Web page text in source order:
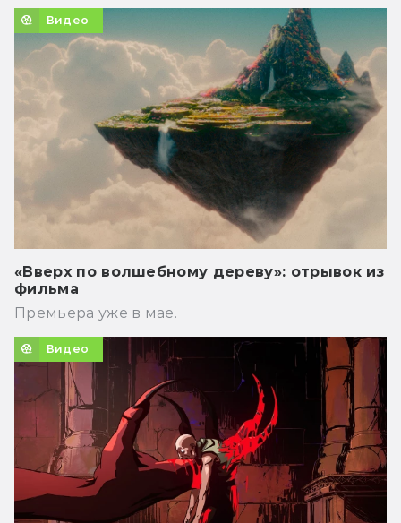
Видео
«Вверх по волшебному дереву»: отрывок из
фильма
Премьера уже в мае.
Видео